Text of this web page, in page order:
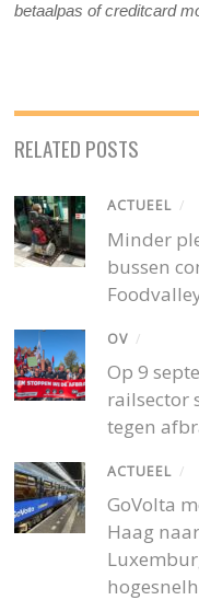
betaalpas of creditcard
RELATED POSTS
ACTUEEL /
Minder
bussen
OV /
Op 9
railsector
tegen
ACTUEEL /
GoVolta
Haag